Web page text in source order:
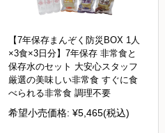
【7年保存まんぞく防災BOX 1人
×3食×3日分】7年保存 非常食と
保存水のセット 大安心スタッフ
厳選の美味しい非常食 すぐに食
べられる非常食 調理不要
希望小売価格: ¥5,465(税込)